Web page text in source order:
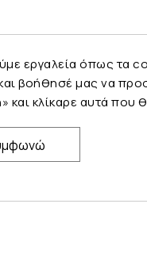
εργαλεία όπως τα
βοήθησέ μας να
και κλίκαρε αυτά που